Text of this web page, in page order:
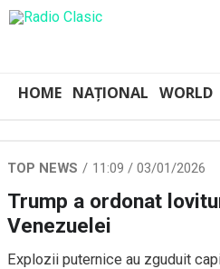
HOME NAȚIONAL WORLD
TOP NEWS 11:09 / 03/01/2026
Trump a ordonat
Venezuelei
Explozii puternice au zguduit